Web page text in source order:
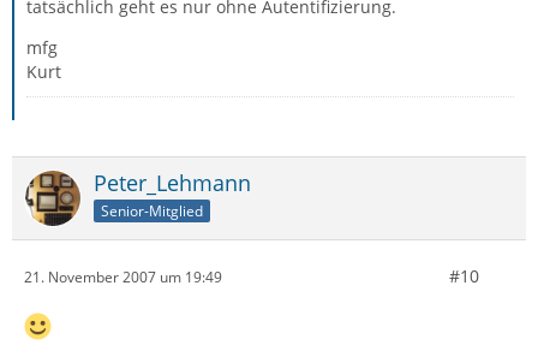
tatsächlich geht es nur ohne Autentifizierung.
mfg
Kurt
Peter_Lehmann
Senior-Mitglied
21. November 2007 um 19:49 #10